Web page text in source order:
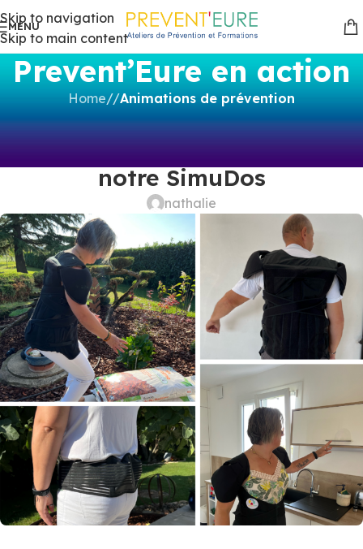
Skip to navigation
Skip to main content
MENU
Prevent’Eure en action
Home/ Animations de prévention
Simuler le mal de dos avec
notre SimuDos
nathalie